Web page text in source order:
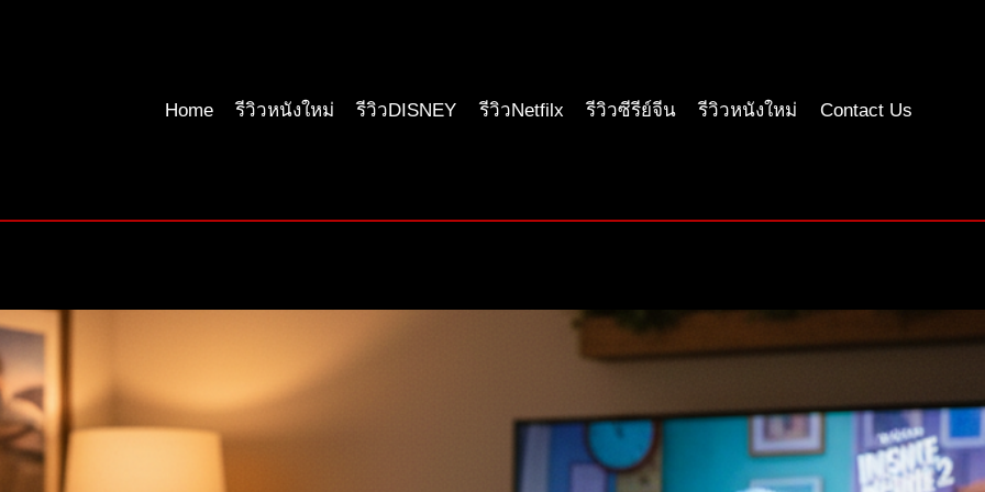
Home
รีวิวหนังใหม่ รีวิวDISNEY รีวิวNetfilx รีวิวซีรีย์จีน รีวิวหนังใหม่ Contact Us